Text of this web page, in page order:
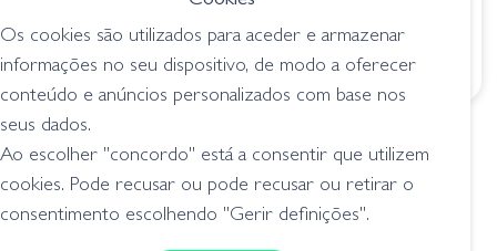
bonés bonés
1 2 >
Os cookies são utilizados para aceder e armazenar
informações no seu dispositivo, de modo a oferecer
conteúdo e anúncios personalizados com base nos
seus dados.
Ao escolher "concordo" está a consentir que utilizem
cookies. Pode recusar ou pode recusar ou retirar o
consentimento escolhendo "Gerir definições".